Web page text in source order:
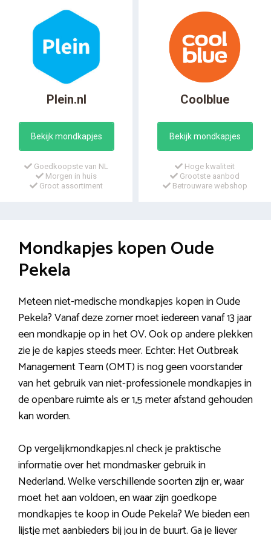
Plein.nl
Bekijk mondkapjes
Goedkoopste van NL
Morgen in huis
Groot assortiment
Coolblue
Bekijk mondkapjes
Hoge kwaliteit
Grootste aanbod
Betrouware webshop
Mondkapjes kopen Oude
Pekela
Meteen niet-medische mondkapjes kopen in Oude
Pekela? Vanaf deze zomer moet iedereen vanaf 13 jaar
een mondkapje op in het OV. Ook op andere plekken
zie je de kapjes steeds meer. Echter: Het Outbreak
Management Team (OMT) is nog geen voorstander
van het gebruik van niet-professionele mondkapjes in
de openbare ruimte als er 1,5 meter afstand gehouden
kan worden.
Op vergelijkmondkapjes.nl check je praktische
informatie over het mondmasker gebruik in
Nederland. Welke verschillende soorten zijn er, waar
moet het aan voldoen, en waar zijn goedkope
mondkapjes te koop in Oude Pekela? We bieden een
lijstje met aanbieders bij jou in de buurt. Ga je liever